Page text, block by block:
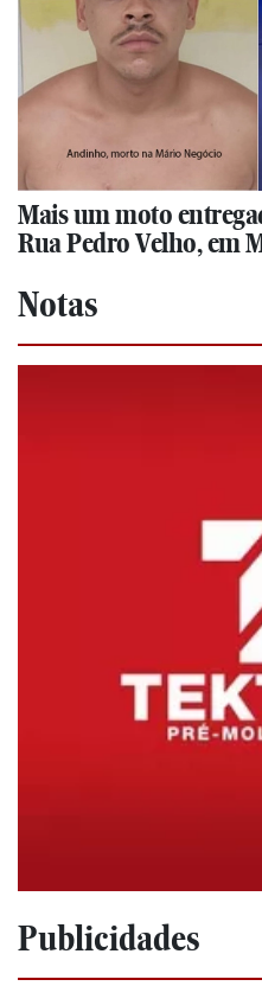
Mais um moto
Rua Pedro Velho, em
Notas
Publicidades